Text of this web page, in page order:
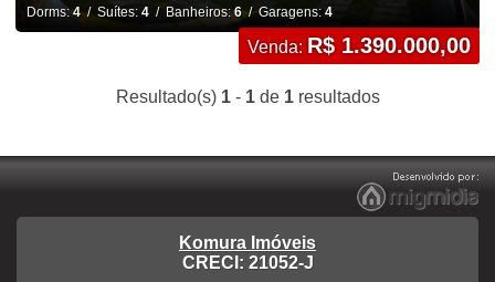
Dorms:4/ Suítes: 4/ Banheiros:6/ Garagens: 4
Venda: R$ 1.390.000,00
Resultado(s) 1- 1de 1resultados
Komura Imóveis
CRECI: 21052-J